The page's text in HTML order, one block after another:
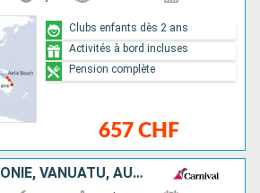
657 CHF
Clubs enfants dès 2 ans
Activités à bord incluses
Pension complète
NOUVELLE-CALÉDONIE, VANUATU, AUSTRALIE